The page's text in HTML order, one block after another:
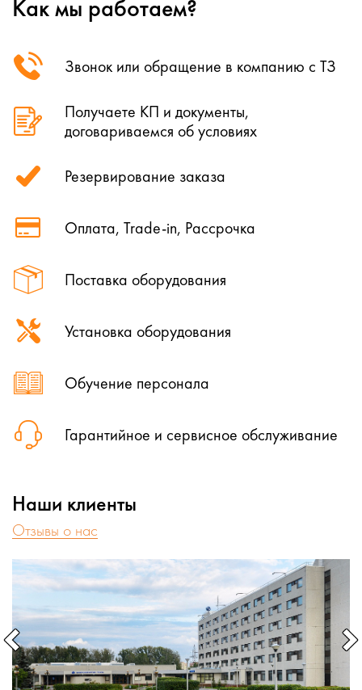
Как мы работаем?
Звонок или обращение в компанию с ТЗ
Поставка оборудования
Получаете КП и документы,
договариваемся об условиях
Установка оборудования
Резервирование заказа
Обучение персонала
Оплата, Trade-in, Рассрочка
Гарантийное и сервисное обслуживание
Наши клиенты
Отзывы о нас